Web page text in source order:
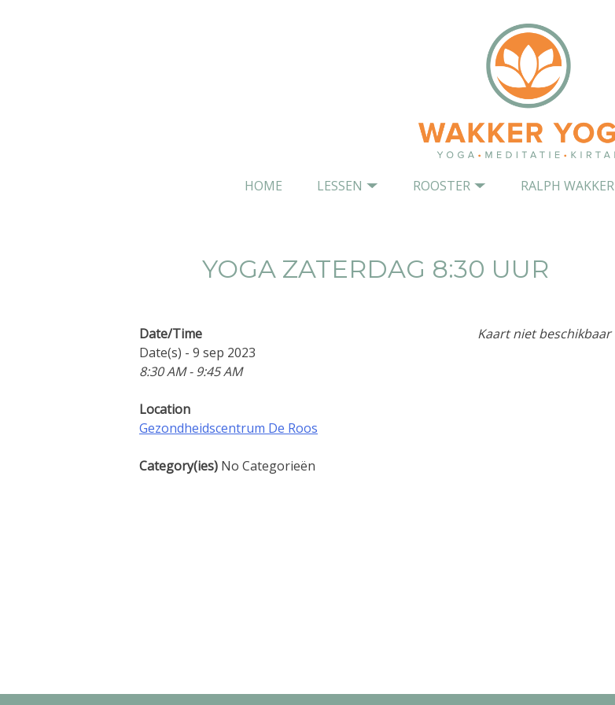
HOME LESSEN ROOSTER RALPH WAKKER
YOGA ZATERDAG 8:30 UUR
Kaart niet beschikbaar
Date/Time
Date(s) - 9 sep 2023
8:30 AM - 9:45 AM
Location
Gezondheidscentrum De Roos
Category(ies) No Categorieën